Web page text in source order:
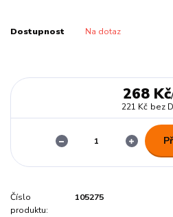
Dostupnost Na dotaz
268 Kč/
221 Kč bez
Číslo
produktu:
105275